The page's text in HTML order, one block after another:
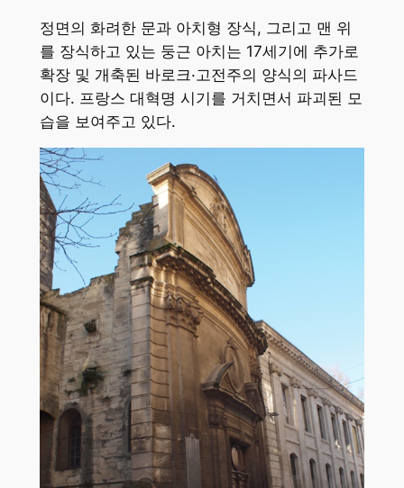
정면의 화려한 문과 아치형 장식, 그리고 맨 위
를 장식하고 있는 둥근 아치는 17세기에 추가로
확장 및 개축된 바로크·고전주의 양식의 파사드
이다. 프랑스 대혁명 시기를 거치면서 파괴된 모
습을 보여주고 있다.